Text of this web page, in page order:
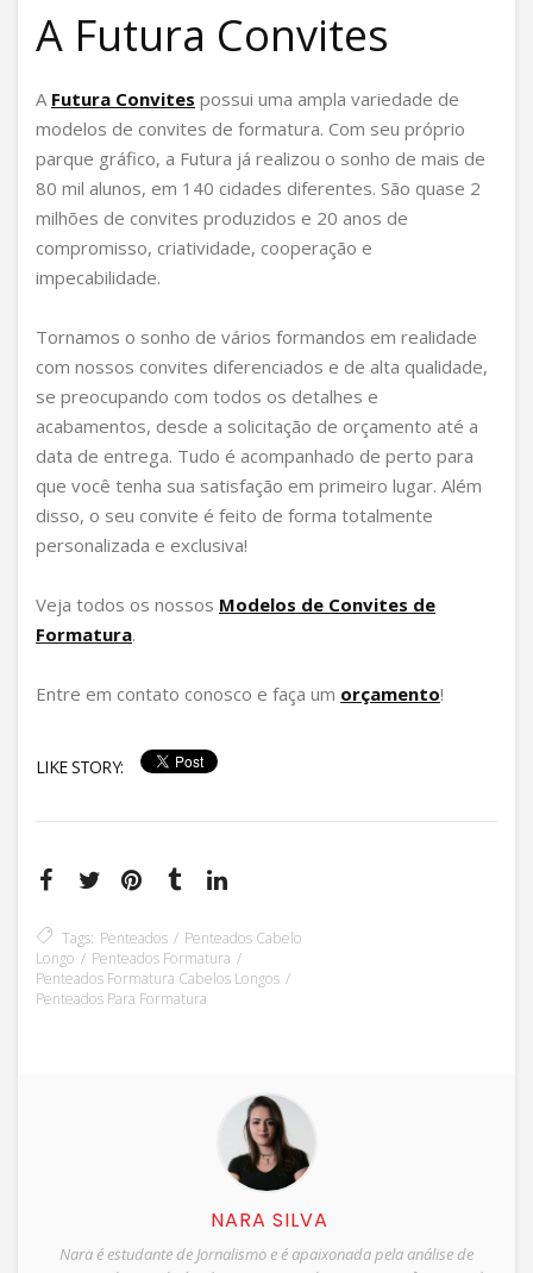
A Futura Convites
A Futura Convites possui uma ampla variedade de
modelos de convites de formatura. Com seu próprio
parque gráfico, a Futura já realizou o sonho de mais de
80 mil alunos, em 140 cidades diferentes. São quase 2
milhões de convites produzidos e 20 anos de
compromisso, criatividade, cooperação e
impecabilidade.
Tornamos o sonho de vários formandos em realidade
com nossos convites diferenciados e de alta qualidade,
se preocupando com todos os detalhes e
acabamentos, desde a solicitação de orçamento até a
data de entrega. Tudo é acompanhado de perto para
que você tenha sua satisfação em primeiro lugar. Além
disso, o seu convite é feito de forma totalmente
personalizada e exclusiva!
Veja todos os nossos Modelos de Convites de
Formatura.
Entre em contato conosco e faça um orçamento!
LIKE STORY:
Tags: Penteados
Penteados Cabelo
Longo
Penteados Formatura
Penteados Formatura Cabelos Longos
Penteados Para Formatura
NARA SILVA
Nara é estudante de Jornalismo e é apaixonada pela análise de